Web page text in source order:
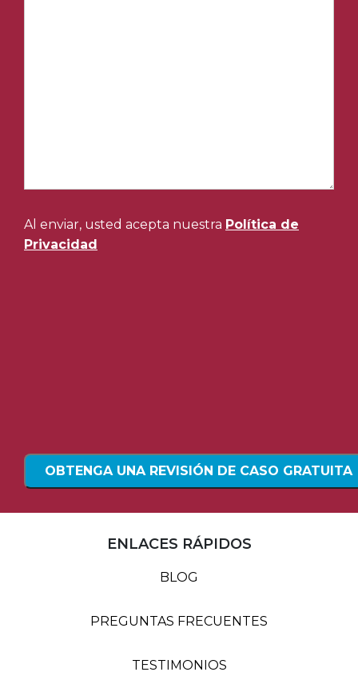
Al enviar, usted acepta nuestra Política de
Privacidad
ENLACES RÁPIDOS
BLOG
PREGUNTAS FRECUENTES
TESTIMONIOS